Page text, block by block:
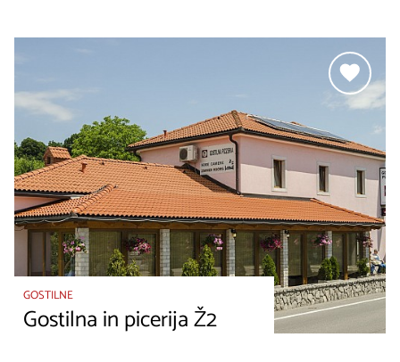
GOSTILNE
Gostilna in picerija Ž2